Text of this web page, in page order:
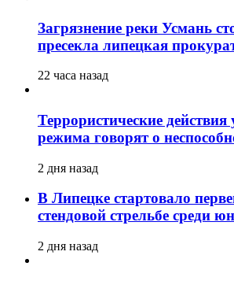
Загрязнение реки Усмань
пресекла липецкая
22 часа назад
Террористические действия
режима говорят о
2 дня назад
В Липецке стартовало
стендовой стрельбе среди
2 дня назад